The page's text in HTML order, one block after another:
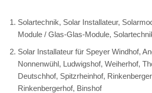
Solartechnik, Solar Installateur,
Module / Glas-Glas-Module,
Solar Installateur für Speyer Windhof,
Nonnenwühl, Ludwigshof, Weiherhof,
Deutschhof, Spitzrheinhof,
Rinkenbergerhof, Binshof